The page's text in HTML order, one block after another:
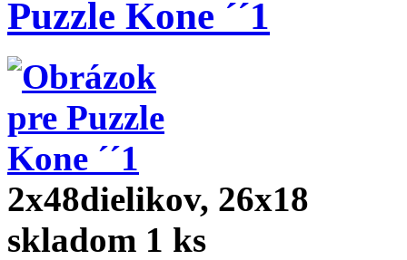
Puzzle Kone ´´1
2x48dielikov, 26x18
skladom 1 ks